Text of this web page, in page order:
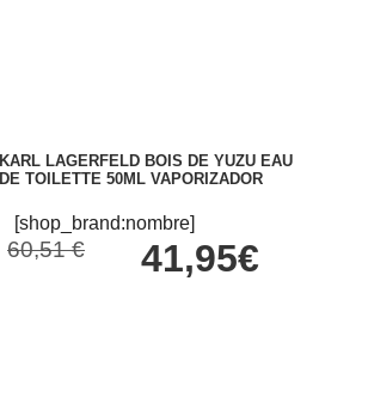
KARL LAGERFELD BOIS DE YUZU EAU
DE TOILETTE 50ML VAPORIZADOR
[shop_brand:nombre]
60,51 € 41,95€